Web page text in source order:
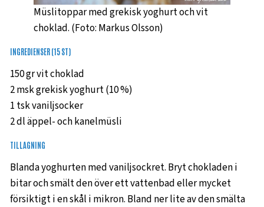
Müslitoppar med grekisk yoghurt och vit
choklad. (Foto: Markus Olsson)
INGREDIENSER (15 ST)
150 gr vit choklad
2 msk grekisk yoghurt (10 %)
1 tsk vaniljsocker
2 dl äppel- och kanelmüsli
TILLAGNING
Blanda yoghurten med vaniljsockret. Bryt chokladen i
bitar och smält den över ett vattenbad eller mycket
försiktigt i en skål i mikron. Bland ner lite av den smälta